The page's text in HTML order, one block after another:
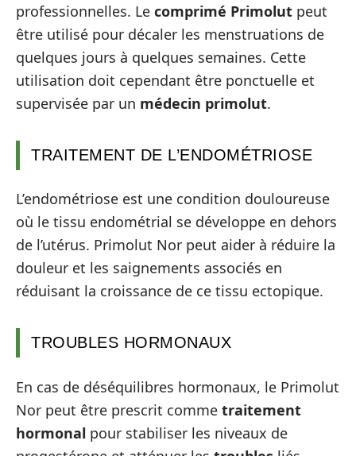
professionnelles. Le comprimé Primolut peut
être utilisé pour décaler les menstruations de
quelques jours à quelques semaines. Cette
utilisation doit cependant être ponctuelle et
supervisée par un médecin primolut.
TRAITEMENT DE L’ENDOMÉTRIOSE
L’endométriose est une condition douloureuse
où le tissu endométrial se développe en dehors
de l’utérus. Primolut Nor peut aider à réduire la
douleur et les saignements associés en
réduisant la croissance de ce tissu ectopique.
TROUBLES HORMONAUX
En cas de déséquilibres hormonaux, le Primolut
Nor peut être prescrit comme traitement
hormonal pour stabiliser les niveaux de